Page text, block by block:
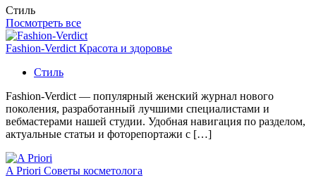
Стиль
Посмотреть все
Fashion-Verdict Красота и здоровье
Стиль
Fashion-Verdict — популярный женский журнал нового
поколения, разработанный лучшими специалистами и
вебмастерами нашей студии. Удобная навигация по разделом,
актуальные статьи и фоторепортажи с […]
A Priori Советы косметолога